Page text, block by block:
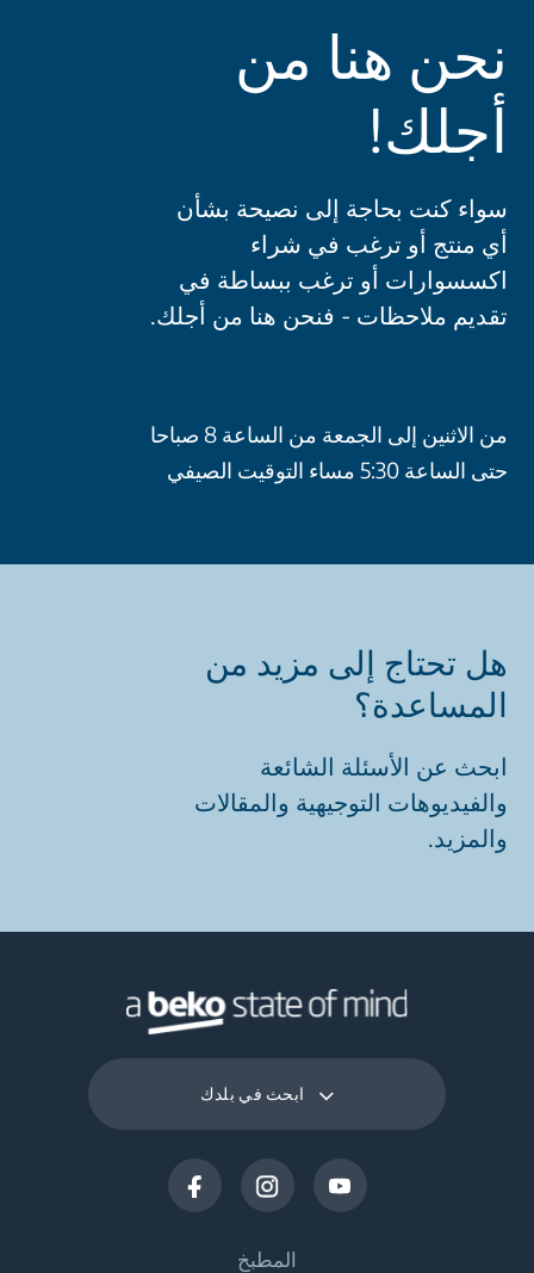
نحن هنا من
أجلك!
سواء كنت بحاجة إلى نصيحة بشأن
أي منتج أو ترغب في شراء
اكسسوارات أو ترغب ببساطة في
تقديم ملاحظات - فنحن هنا من أجلك.
من الاثنين إلى الجمعة من الساعة 8 صباحا
حتى الساعة 5:30 مساء التوقيت الصيفي
هل تحتاج إلى مزيد من
المساعدة؟
ابحث عن الأسئلة الشائعة
والفيديوهات التوجيهية والمقالات
والمزيد.
ابحث في بلدك
المطبخ